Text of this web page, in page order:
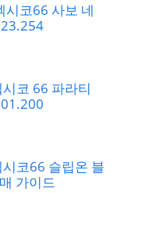
시코66 사보 네
코 66 파라티
코66 슬립온 블
가이드